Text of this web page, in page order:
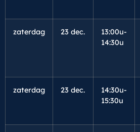
zaterdag 23 dec.
13:00u-
14:30u
zaterdag 23 dec.
14:30u-
15:30u